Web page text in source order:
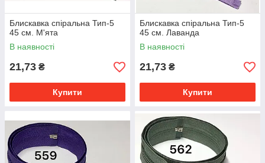
Блискавка спіральна Тип-5
45 см. М'ята
В наявності
21,73 ₴
Купити
Блискавка спіральна Тип-5
45 см. Лаванда
В наявності
21,73 ₴
Купити